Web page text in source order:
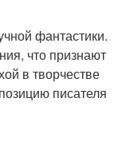
фантастики.
что признают
в творчестве
писателя